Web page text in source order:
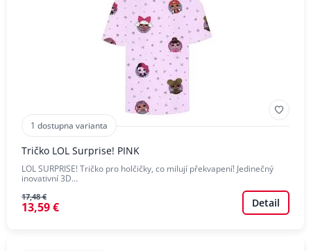
1 dostupna varianta
Tričko LOL Surprise! PINK
LOL SURPRISE! Tričko pro holčičky, co milují překvapení! Jedinečný
inovativní 3D…
17,48 €
13,59 € Detail